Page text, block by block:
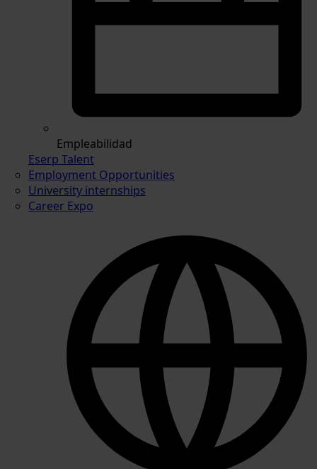
Empleabilidad
Eserp Talent
Employment Opportunities
University internships
Career Expo